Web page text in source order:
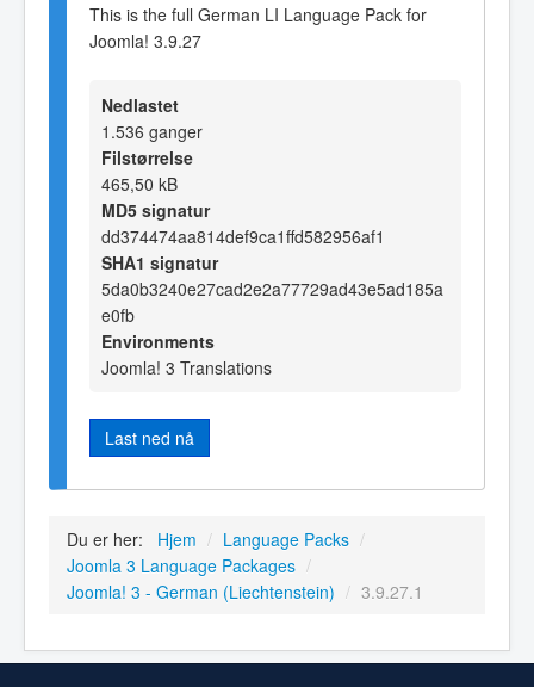
This is the full German LI Language Pack for
Joomla! 3.9.27
Nedlastet
1.536 ganger
Filstørrelse
465,50 kB
MD5 signatur
dd374474aa814def9ca1ffd582956af1
SHA1 signatur
5da0b3240e27cad2e2a77729ad43e5ad185a
e0fb
Environments
Joomla! 3 Translations
Last ned nå
Du er her: Hjem / Language Packs /
Joomla 3 Language Packages /
Joomla! 3 - German (Liechtenstein) / 3.9.27.1